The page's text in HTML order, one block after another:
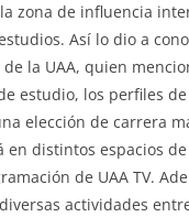
zona de influencia
Así lo dio a
la UAA, quien
estudio, los perfiles
elección de carrera
distintos espacios
de UAA TV.
actividades